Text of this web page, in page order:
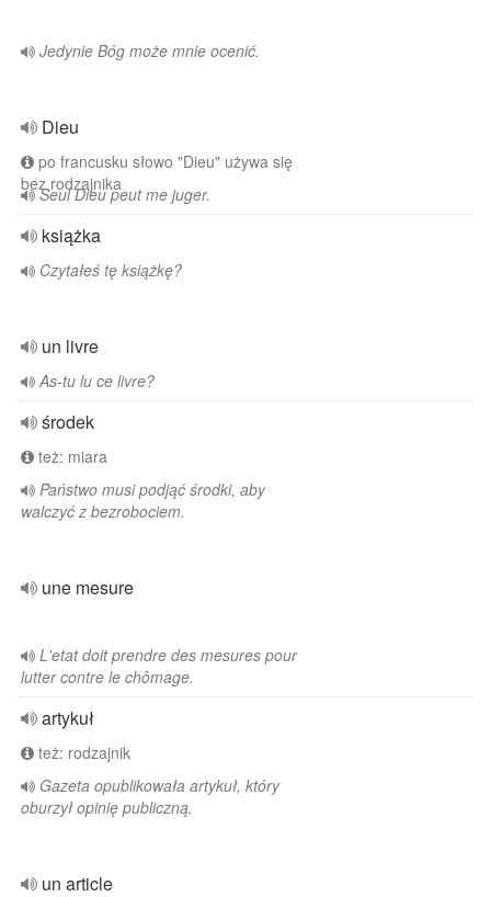
Jedynie Bóg może mnie ocenić.
Dieu
po francusku słowo "Dieu" używa się
bez rodzajnika
Seul Dieu peut me juger.
książka
Czytałeś tę książkę?
un livre
As-tu lu ce livre?
środek
też: miara
Państwo musi podjąć środki, aby
walczyć z bezrobociem.
une mesure
L'etat doit prendre des mesures pour
lutter contre le chômage.
artykuł
też: rodzajnik
Gazeta opublikowała artykuł, który
oburzył opinię publiczną.
un article